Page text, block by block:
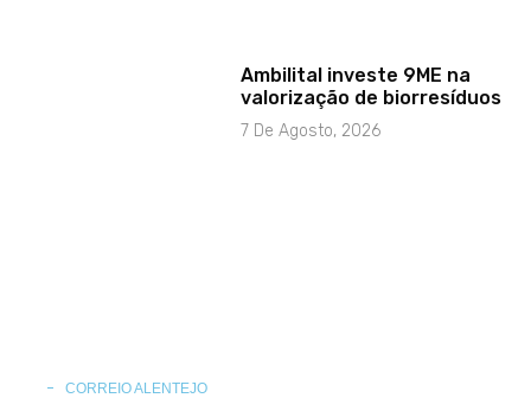
Ambilital investe 9ME na
valorização de biorresíduos
7 De Agosto, 2026
CORREIO ALENTEJO